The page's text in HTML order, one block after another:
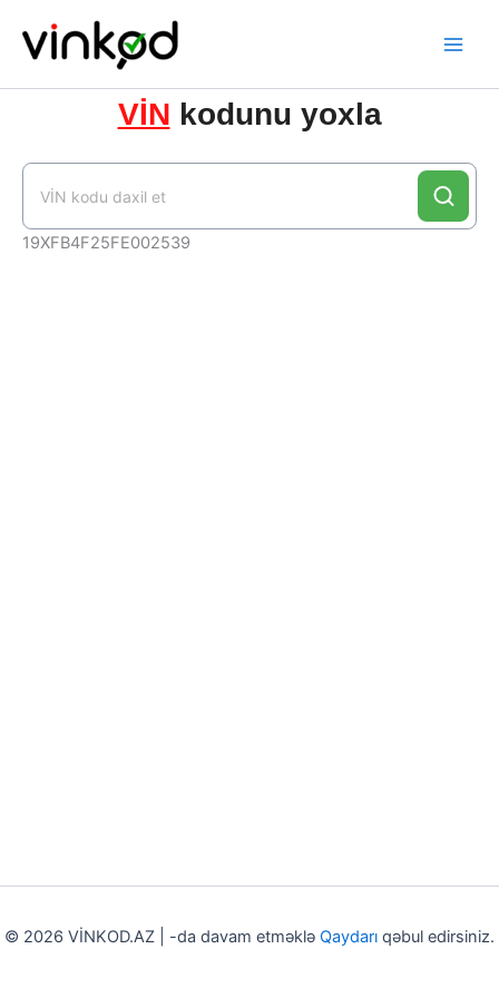
content
VİN kodunu yoxla
19XFB4F25FE002539
© 2026 VİNKOD.AZ | -da davam etməklə Qaydarı qəbul edirsiniz.